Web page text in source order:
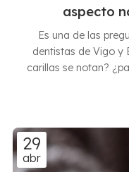
aspecto
Es una de las
dentistas de Vigo y
carillas se notan?
Hernández
tratamiento de
planificado y
¿Por qué las
29
abr